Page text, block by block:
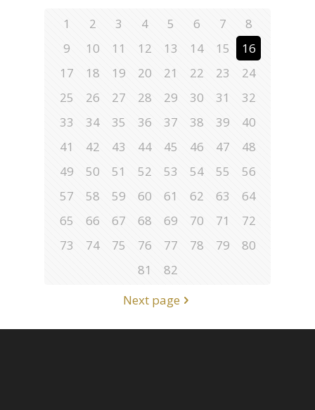
1 2 3 4 5 6 7
8
9
10 11 12 13 14 15
16
17
18 19 20 21 22 23
24
25
26 27 28 29 30 31
32
33
34 35 36 37 38 39
40
41
42 43 44 45 46 47
48
49
50 51 52 53 54 55
56
57
58 59 60 61 62 63
64
65
66 67 68 69 70 71
72
73
74 75 76 77 78 79
80
81
82
Next page